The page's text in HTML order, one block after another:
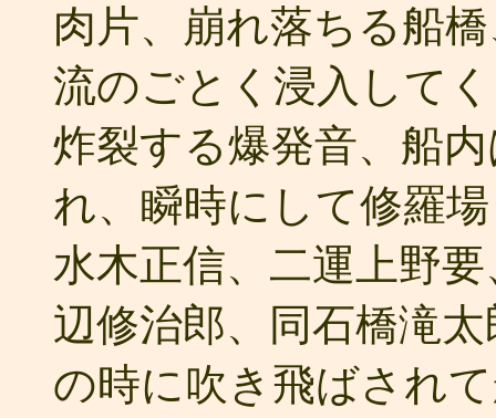
肉片、崩れ落ちる船
流のごとく浸入して
炸裂する爆発音、船
れ、瞬時にして修羅
水木正信、二運上野
辺修治郎、同石橋滝
の時に吹き飛ばされ